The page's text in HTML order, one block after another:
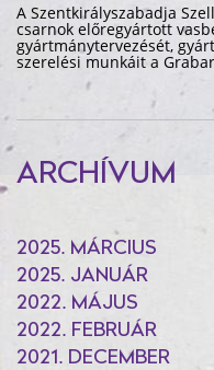
A Szentkirályszabadja
csarnok előregyártott
gyártmánytervezését,
szerelési munkáit a
ARCHÍVUM
2025. MÁRCIUS
2025. JANUÁR
2022. MÁJUS
2022. FEBRUÁR
2021. DECEMBER